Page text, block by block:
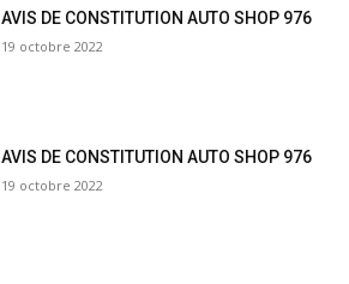
AVIS DE CONSTITUTION AUTO SHOP 976
19 octobre 2022
AVIS DE CONSTITUTION AUTO SHOP 976
19 octobre 2022